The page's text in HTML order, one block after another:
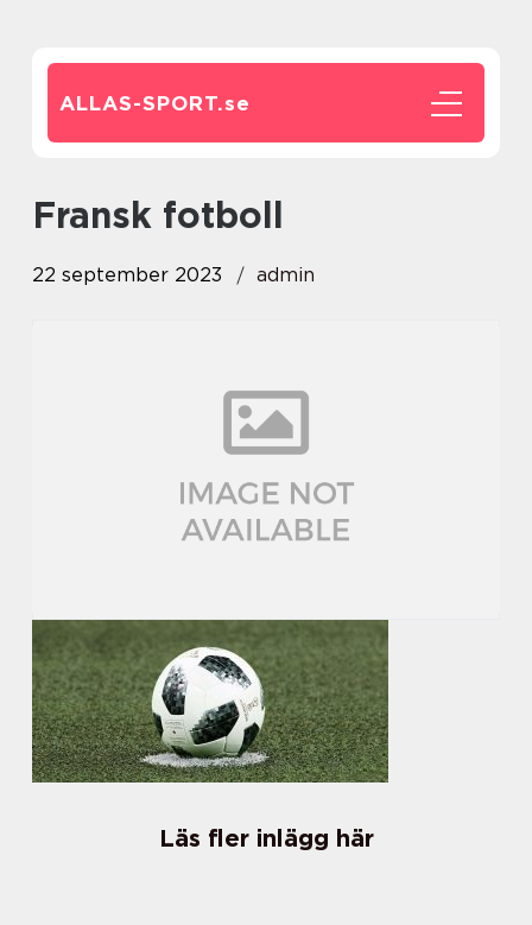
ALLAS-SPORT.se
fransk fotboll
22 september 2023 admin
Läs fler inlägg här